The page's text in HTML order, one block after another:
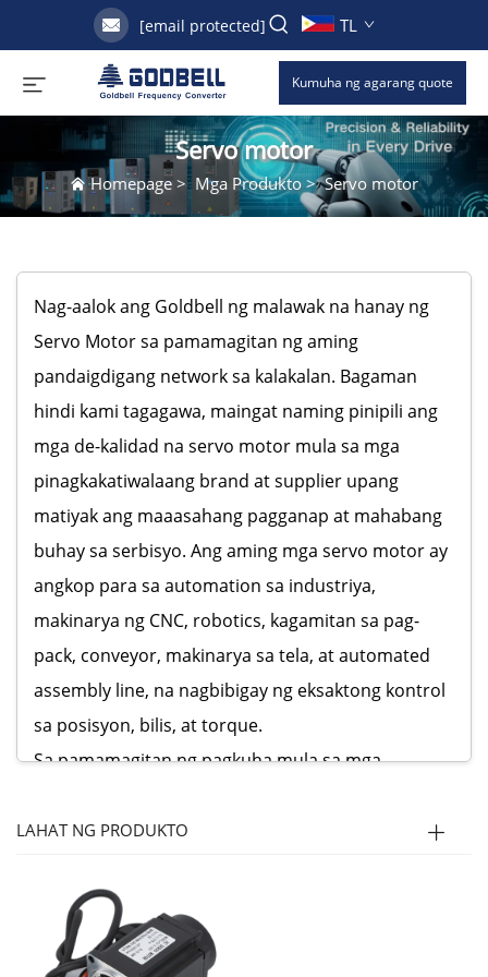
[email protected] TL
Kumuha ng agarang quote
Servo motor
Homepage > Mga Produkto>Servo motor
Nag-aalok ang Goldbell ng malawak na hanay ng
Servo Motor sa pamamagitan ng aming
pandaigdigang network sa kalakalan. Bagaman
hindi kami tagagawa, maingat naming pinipili ang
mga de-kalidad na servo motor mula sa mga
pinagkakatiwalaang brand at supplier upang
matiyak ang maaasahang pagganap at mahabang
buhay sa serbisyo. Ang aming mga servo motor ay
angkop para sa automation sa industriya,
makinarya ng CNC, robotics, kagamitan sa pag-
pack, conveyor, makinarya sa tela, at automated
assembly line, na nagbibigay ng eksaktong kontrol
sa posisyon, bilis, at torque.
Sa pamamagitan ng pagkuha mula sa mga
na ang bawat servo motor ay sumusunod sa
aming modelo ng kalakalan ay nagbibigay-daan
upang maiaalok ang mga fleksibleng solusyon,
mapagkumpitensyang presyo, at mabilis na
LAHAT NG PRODUKTO